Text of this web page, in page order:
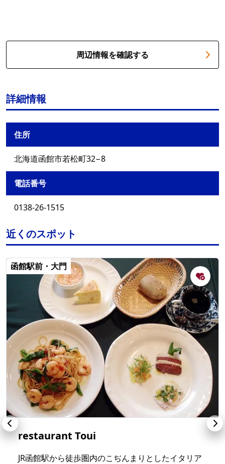
周辺情報を確認する
詳細情報
住所
北海道函館市若松町32−8
電話番号
0138-26-1515
近くのスポット
函館駅前・大門
restaurant Toui
JR函館駅から徒歩圏内のこぢんまりとしたイタリア